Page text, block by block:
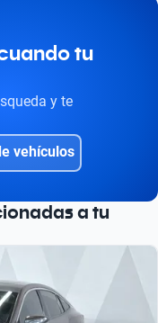
tu
y te
vehículos
a tu